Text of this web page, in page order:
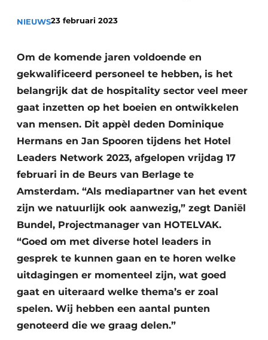
Housekeeping
NIEUWS23 februari 2023
Om de komende jaren voldoende en
gekwalificeerd personeel te hebben, is het
belangrijk dat de hospitality sector veel meer
gaat inzetten op het boeien en ontwikkelen
van mensen. Dit appèl deden Dominique
Hermans en Jan Spooren tijdens het Hotel
Leaders Network 2023, afgelopen vrijdag 17
februari in de Beurs van Berlage te
Amsterdam. “Als mediapartner van het event
zijn we natuurlijk ook aanwezig,” zegt Daniël
Bundel, Projectmanager van HOTELVAK.
“Goed om met diverse hotel leaders in
gesprek te kunnen gaan en te horen welke
uitdagingen er momenteel zijn, wat goed
gaat en uiteraard welke thema’s er zoal
spelen. Wij hebben een aantal punten
genoteerd die we graag delen.”